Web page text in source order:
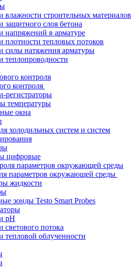
влажности строительных материалов
защитного слоя бетона
напряжений в арматуре
плотности тепловых потоков
силы натяжения арматуры
теплопроводности
контроля
регистраторы
температуры
окна
холодильных систем и систем
цифровые
параметров окружающей среды
жидкости
зонды Testo Smart Probes
pH
светового потока
тепловой облученности